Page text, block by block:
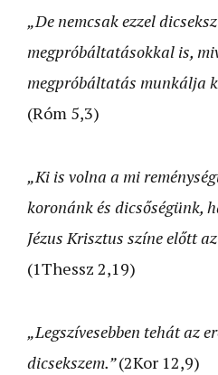
„De nemcsak ezzel
megpróbáltatásokkal is,
megpróbáltatás munkálja
(Róm 5,3)
„Ki is volna a mi
koronánk és dicsőségünk,
Jézus Krisztus színe előtt
(1Thessz 2,19)
„Legszívesebben tehát az
dicsekszem.”(2Kor 12,9)